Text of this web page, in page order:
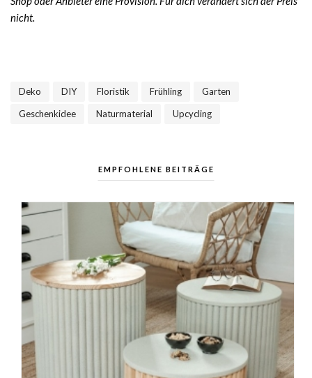
nicht.
Deko DIY Floristik Frühling Garten
Geschenkidee Naturmaterial Upcycling
EMPFOHLENE BEITRÄGE